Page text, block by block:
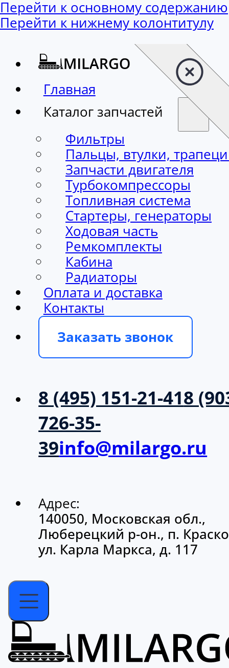
Перейти к основному содержанию
Перейти к нижнему колонтитулу
Главная
Каталог запчастей
Фильтры
Пальцы, втулки,
Запчасти двигателя
Турбокомпрессоры
Топливная система
Стартеры, генераторы
Ходовая часть
Ремкомплекты
Кабина
Радиаторы
Оплата и доставка
Контакты
Заказать звонок
8 (495) 151-21-418
726-35-
39info@milargo.ru
Адрес:
140050, Московская обл.,
Люберецкий р-он., п.
ул. Карла Маркса, д. 117